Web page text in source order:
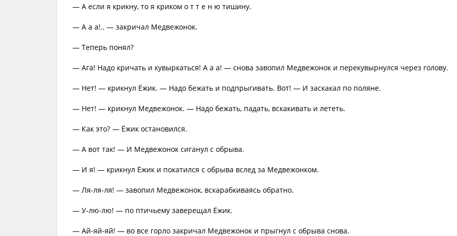
— А если я крикну, то я криком о т т е н ю тишину.
— А а а!.. — закричал Медвежонок.
— Теперь понял?
— Ага! Надо кричать и кувыркаться! А а а! — снова завопил Медвежонок и перекувырнулся через голову.
— Нет! — крикнул Ёжик. — Надо бежать и подпрыгивать. Вот! — И заскакал по поляне.
— Нет! — крикнул Медвежонок. — Надо бежать, падать, вскакивать и лететь.
— Как это? — Ёжик остановился.
— А вот так! — И Медвежонок сиганул с обрыва.
— И я! — крикнул Ёжик и покатился с обрыва вслед за Медвежонком.
— Ля-ля-ля! — завопил Медвежонок, вскарабкиваясь обратно.
— У-лю-лю! — по птичьему заверещал Ёжик.
— Ай-яй-яй! — во все горло закричал Медвежонок и прыгнул с обрыва снова.